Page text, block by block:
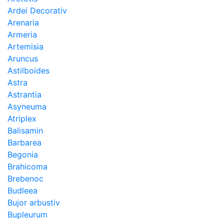
Ardei Decorativ
Arenaria
Armeria
Artemisia
Aruncus
Astilboides
Astra
Astrantia
Asyneuma
Atriplex
Balisamin
Barbarea
Begonia
Brahicoma
Brebenoc
Budleea
Bujor arbustiv
Bupleurum